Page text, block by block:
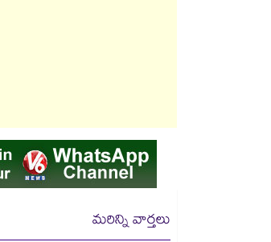
మరిన్ని వార్తలు